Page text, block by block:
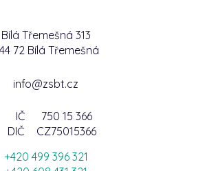
Bílá Třemešná 313
72 Bílá Třemešná
info@zsbt.cz
IČ
750 15 366
DIČ
CZ75015366
+420 499 396 321